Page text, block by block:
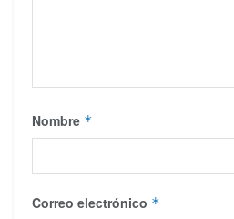
Nombre *
Correo electrónico *